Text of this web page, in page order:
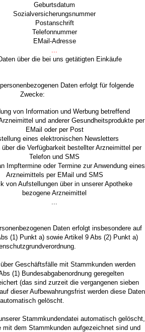
Geburtsdatum
Sozialversicherungsnummer
Postanschrift
Telefonnummer
EMail-Adresse
über die bei uns getätigten Einkäufe
Daten erfolgt für folgende
Zwecke:
von Information und Werbung betreffend
und anderer Gesundheitsprodukte per
EMail oder per Post
eines elektronischen Newsletters
über die Verfügbarkeit bestellter Arzneimittel per
Telefon und SMS
Impftermine oder Termine zur Anwendung eines
Arzneimittels per EMail und SMS
von Aufstellungen über in unserer Apotheke
bezogene Arzneimittel
Daten erfolgt insbesondere auf
(1) Punkt a) sowie Artikel 9 Abs (2) Punkt a)
Geschäftsfälle mit Stammkunden werden
(1) Bundesabgabenordnung geregelten
(das sind zurzeit die vergangenen sieben
dieser Aufbewahrungsfrist werden diese Daten
automatisch gelöscht.
Stammkundendatei automatisch gelöscht,
dem Stammkunden aufgezeichnet sind und